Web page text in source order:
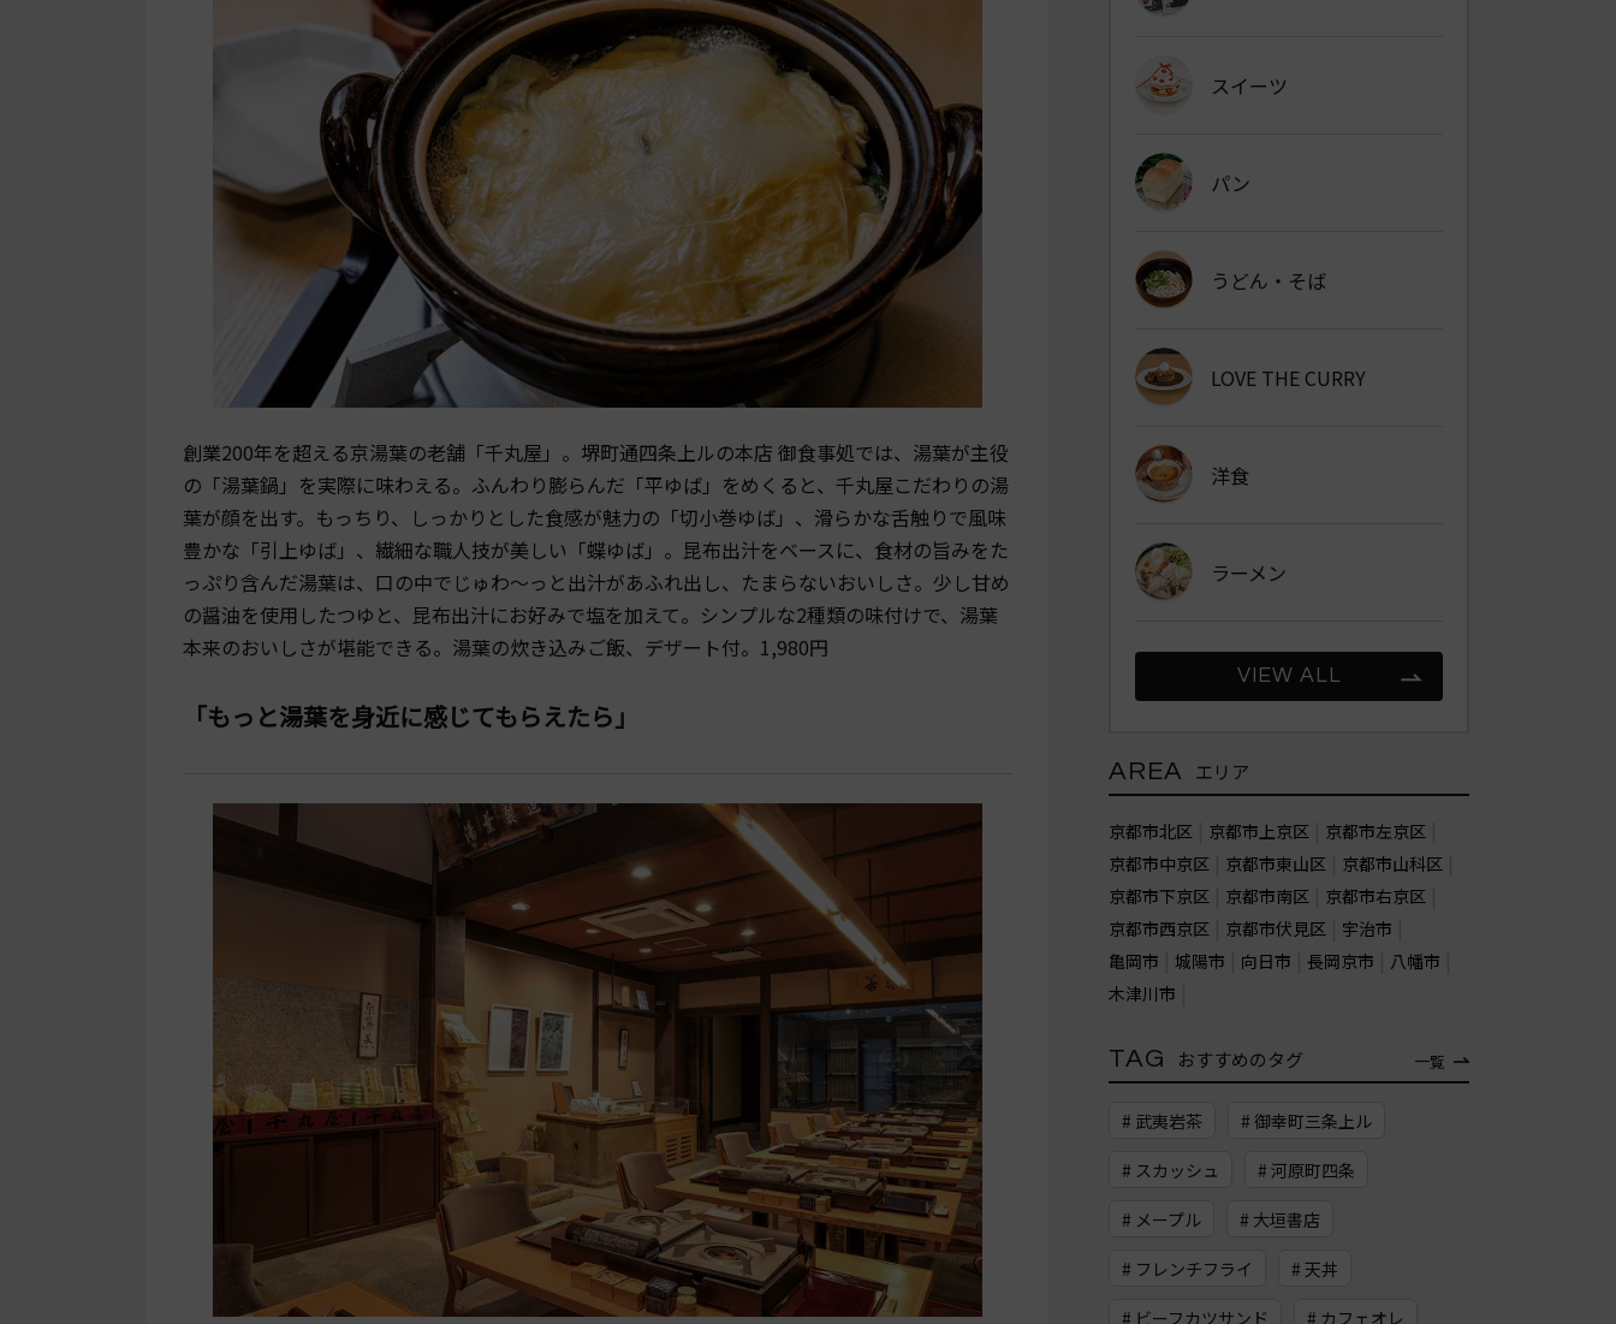
創業200年を超える京湯葉の老舗「千丸屋」。堺町通四条上ルの本店 御食事処では、湯葉が主役
の「湯葉鍋」を実際に味わえる。ふんわり膨らんだ「平ゆば」をめくると、千丸屋こだわりの湯
葉が顔を出す。もっちり、しっかりとした食感が魅力の「切小巻ゆば」、滑らかな舌触りで風味
豊かな「引上ゆば」、繊細な職人技が美しい「蝶ゆば」。昆布出汁をベースに、食材の旨みをた
っぷり含んだ湯葉は、口の中でじゅわ～っと出汁があふれ出し、たまらないおいしさ。少し甘め
の醤油を使用したつゆと、昆布出汁にお好みで塩を加えて。シンプルな2種類の味付けで、湯葉
本来のおいしさが堪能できる。湯葉の炊き込みご飯、デザート付。1,980円
「もっと湯葉を身近に感じてもらえたら」
スイーツ
パン
うどん・そば
LOVE THE CURRY
洋食
ラーメン
VIEW ALL
AREA エリア
京都市北区 京都市上京区
京都市左京区
京都市中京区
京都市東山区
京都市山科区
京都市下京区
京都市南区
京都市右京区
京都市西京区
京都市伏見区
宇治市
亀岡市
城陽市 向日市 長岡京市
八幡市
木津川市
TAG おすすめのタグ 一覧
# 武夷岩茶 # 御幸町三条上ル
# スカッシュ # 河原町四条
# メープル # 大垣書店
# フレンチフライ # 天丼
# ビーフカツサンド # カフェオレ